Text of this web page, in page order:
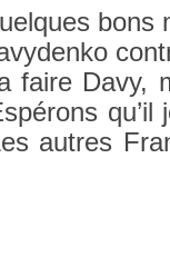
bons
faire Davy,
qu’il
aut­res